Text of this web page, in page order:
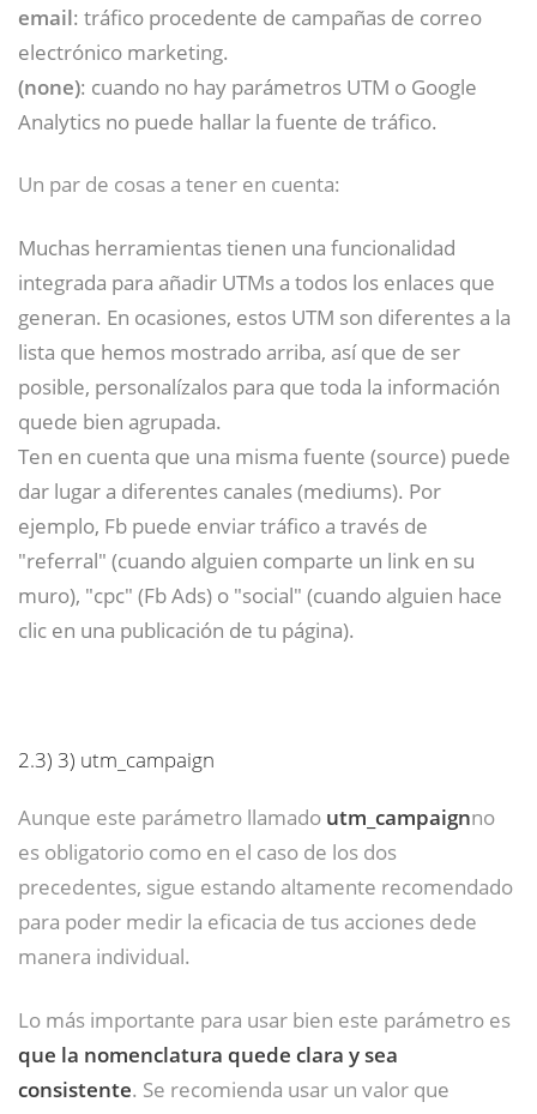
email: tráfico procedente de campañas de correo
electrónico marketing.
(none): cuando no hay parámetros UTM o Google
Analytics no puede hallar la fuente de tráfico.
Un par de cosas a tener en cuenta:
Muchas herramientas tienen una funcionalidad
integrada para añadir UTMs a todos los enlaces que
generan. En ocasiones, estos UTM son diferentes a la
lista que hemos mostrado arriba, así que de ser
posible, personalízalos para que toda la información
quede bien agrupada.
Ten en cuenta que una misma fuente (source) puede
dar lugar a diferentes canales (mediums). Por
ejemplo, Fb puede enviar tráfico a través de
"referral" (cuando alguien comparte un link en su
muro), "cpc" (Fb Ads) o "social" (cuando alguien hace
clic en una publicación de tu página).
2.3) 3) utm_campaign
Aunque este parámetro llamado utm_campaignno
es obligatorio como en el caso de los dos
precedentes, sigue estando altamente recomendado
para poder medir la eficacia de tus acciones dede
manera individual.
Lo más importante para usar bien este parámetro es
que la nomenclatura quede clara y sea
consistente. Se recomienda usar un valor que